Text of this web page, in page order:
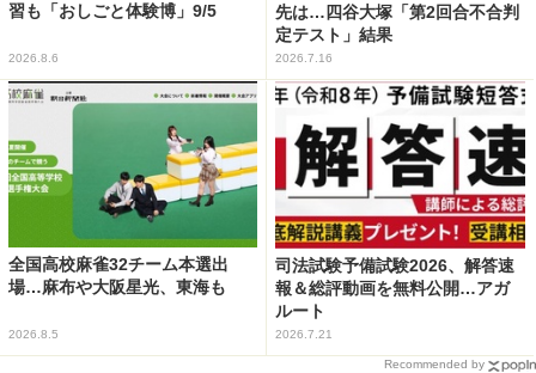
習も「おしごと体験博」9/5
2026.8.6
先は…四谷大塚「第2回合不合判
定テスト」結果
2026.7.16
全国高校麻雀32チーム本選出
場…麻布や大阪星光、東海も
2026.8.5
司法試験予備試験2026、解答速
報＆総評動画を無料公開…アガ
ルート
2026.7.21
Recommended by